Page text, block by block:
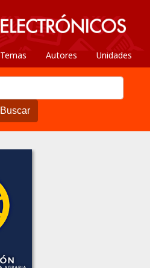
Temas Autores Unidades
Buscar